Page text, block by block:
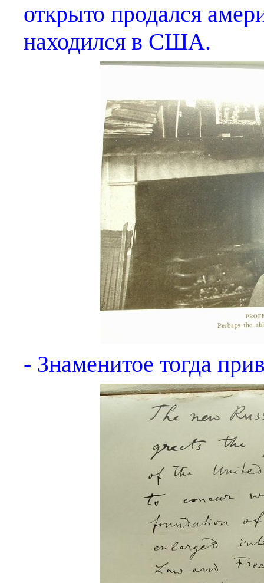
открыто продался
находился в США.
- Знаменитое тогда